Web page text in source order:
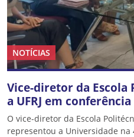
NOTÍCIAS
Vice-diretor da
a UFRJ em
O vice-diretor da Escola
representou a Universidade na